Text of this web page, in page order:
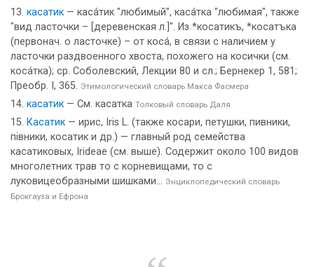
касатик — каса́тик "любимый", каса́тка "любимая", также
"вид ласточки – [деревенская л.]". Из *косатикъ, *косатъка
(первонач. о ласточке) – от коса́, в связи с наличием у
ласточки раздвоенного хвоста, похожего на косички (см.
коса́тка); ср. Соболевский, Лекции 80 и сл.; Бернекер 1, 581;
Преобр. I, 365. Этимологический словарь Макса Фасмера
касатик — См. касатка Толковый словарь Даля
Касатик — ирис, Iris L. (также косари, петушки, пивники,
пiвники, косатик и др.) — главный род семейства
касатиковых, Irideae (см. выше). Содержит около 100 видов
многолетних трав то с корневищами, то с
луковицеобразными шишками... Энциклопедический словарь
Брокгауза и Ефрона